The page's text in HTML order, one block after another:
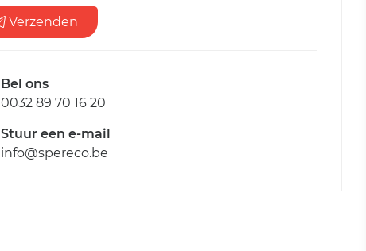
Verzenden
Bel ons
0032 89 70 16 20
Stuur een e-mail
info@spereco.be